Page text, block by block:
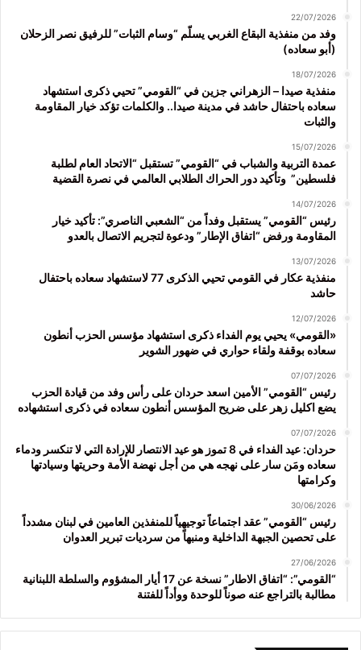
22/07/2026
وفد من منفذية البقاع الغربي يسلّم “وسام الثبات” للرفيق نصر الزحلان
(أبو سعاده)
18/07/2026
منفذية صيدا – الزهراني جزين في “القومي” تحيي ذكرى استشهاد
سعاده باحتفال حاشد في مدينة صيدا.. والكلمات تؤكد خيار المقاومة
والثبات
15/07/2026
عمدة التربية والشباب في “القومي” تستقبل “الاتحاد العام لطلبة
فلسطين” وتأكيد دور الحراك الطلابي العالمي في نصرة القضية
14/07/2026
رئيس “القومي” يستقبل وفداً من “الشعبي الناصري”: تأكيد خيار
المقاومة ورفض “اتفاق الإطار” ودعوة لتجريم الاتصال بالعدو
13/07/2026
منفذية عكار في القومي تحيي الذكرى 77 لاستشهاد سعاده باحتفال
حاشد
12/07/2026
«القومي» يحيي يوم الفداء ذكرى استشهاد مؤسس الحزب أنطون
سعاده بوقفة ولقاء حواري في ضهور الشوير
07/07/2026
رئيس “القومي” الأمين اسعد حردان على رأس وفد من قيادة الحزب
يضع اكليل زهر على ضريح المؤسس أنطون سعاده في ذكرى استشهاده
07/07/2026
حردان: عيد الفداء في 8 تموز هو عيد الانتصار للإرادة التي لا تنكسر ودماء
سعاده ومَن سار على نهجه هي من أجل نهضة الأمة وحريتها وسيادتها
وكرامتها
30/06/2026
رئيس “القومي” عقد اجتماعاً توجيهياً للمنفذين العامين في لبنان مشدداً
على تحصين الجبهة الداخلية ومنبهاً من سرديات تبرير العدوان
27/06/2026
“القومي”: “اتفاق الاطار” نسخة عن 17 أيار المشؤوم والسلطة اللبنانية
مطالبة بالتراجع عنه صوناً للوحدة ووأداً للفتنة